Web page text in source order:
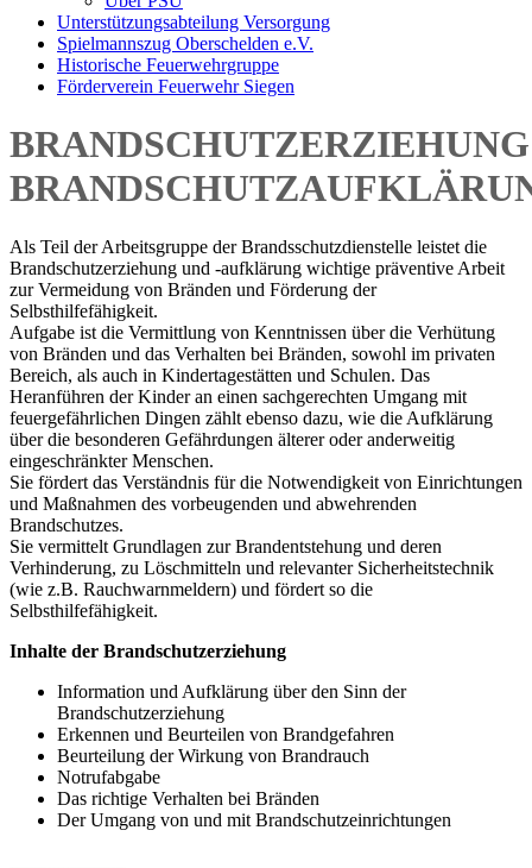
Unterstützungsabteilung Versorgung
Spielmannszug Oberschelden e.V.
Historische Feuerwehrgruppe
Förderverein Feuerwehr Siegen
BRANDSCHUTZERZIEHUNG
Als Teil der Arbeitsgruppe der Brandsschutzdienstelle leistet die
Brandschutzerziehung und -aufklärung wichtige präventive Arbeit
zur Vermeidung von Bränden und Förderung der
Selbsthilfefähigkeit.
Aufgabe ist die Vermittlung von Kenntnissen über die Verhütung
von Bränden und das Verhalten bei Bränden, sowohl im privaten
Bereich, als auch in Kindertagestätten und Schulen. Das
Heranführen der Kinder an einen sachgerechten Umgang mit
feuergefährlichen Dingen zählt ebenso dazu, wie die Aufklärung
über die besonderen Gefährdungen älterer oder anderweitig
eingeschränkter Menschen.
Sie fördert das Verständnis für die Notwendigkeit von Einrichtungen
und Maßnahmen des vorbeugenden und abwehrenden
Brandschutzes.
Sie vermittelt Grundlagen zur Brandentstehung und deren
Verhinderung, zu Löschmitteln und relevanter Sicherheitstechnik
(wie z.B. Rauchwarnmeldern) und fördert so die
Selbsthilfefähigkeit.
Inhalte der Brandschutzerziehung
Information und Aufklärung über den Sinn der
Brandschutzerziehung
Erkennen und Beurteilen von Brandgefahren
Beurteilung der Wirkung von Brandrauch
Notrufabgabe
Das richtige Verhalten bei Bränden
Der Umgang von und mit Brandschutzeinrichtungen